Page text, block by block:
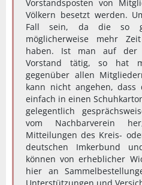
Vorstandsposten von
Völkern besetzt werden.
Fall sein, da die so
möglicherweise mehr
haben. Ist man auf der
Vorstand tätig, so hat
gegenüber allen
kann nicht angehen,
einfach in einen
gelegentlich
vom Nachbarverein
Mitteilungen des Kreis-
deutschen Imkerbund
können von erheblicher
hier an